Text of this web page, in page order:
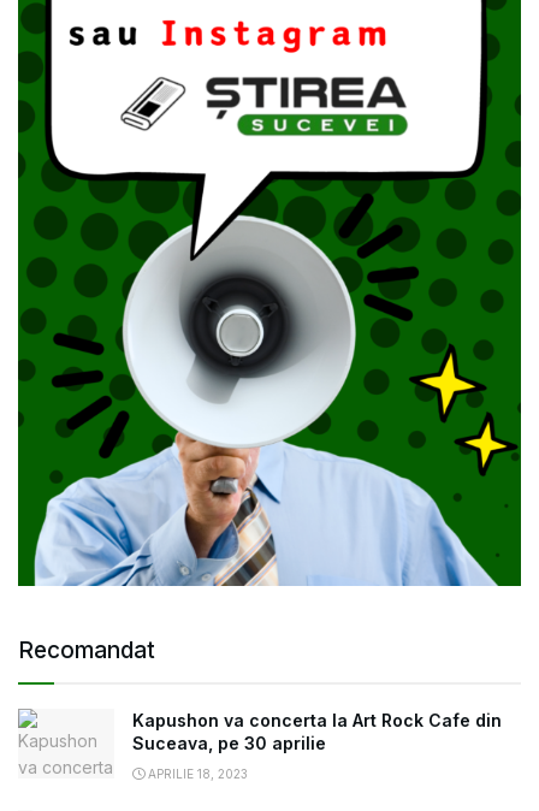
Recomandat
Kapushon va concerta la Art Rock Cafe din
Suceava, pe 30 aprilie
APRILIE 18, 2023